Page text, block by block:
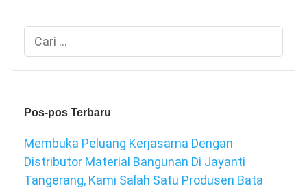
Cari
untuk:
Pos-pos Terbaru
Membuka Peluang Kerjasama Dengan
Distributor Material Bangunan Di Jayanti
Tangerang, Kami Salah Satu Produsen Bata